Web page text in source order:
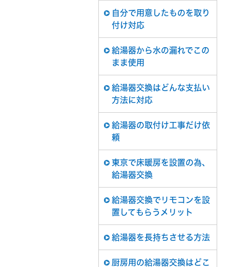
自分で用意したものを取り
付け対応
給湯器から水の漏れでこの
まま使用
給湯器交換はどんな支払い
方法に対応
給湯器の取付け工事だけ依
頼
東京で床暖房を設置の為、
給湯器交換
給湯器交換でリモコンを設
置してもらうメリット
給湯器を長持ちさせる方法
厨房用の給湯器交換はどこ